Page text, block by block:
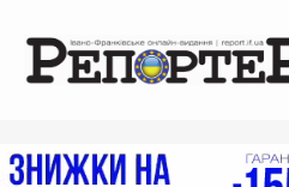
вмісту